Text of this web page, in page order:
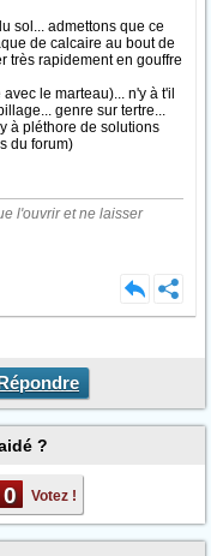
sol... admettons que ce
de calcaire au bout de
très rapidement en gouffre
le marteau)... n'y à t'il
genre sur tertre...
à pléthore de solutions
du forum)
l'ouvrir et ne laisser
?
0 Votez !